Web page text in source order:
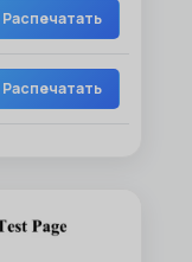
Распечатать
Распечатать